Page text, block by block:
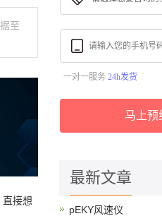
至
接想
一对一服务 24h发货
马上预
最新文章
pEKY风速仪